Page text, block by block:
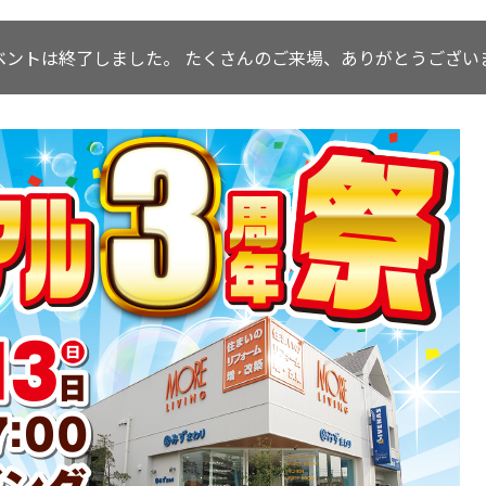
トは終了しました。 たくさんのご来場、ありがとうござい